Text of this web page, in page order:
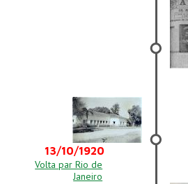
13/10/1920
Volta par Rio de
Janeiro